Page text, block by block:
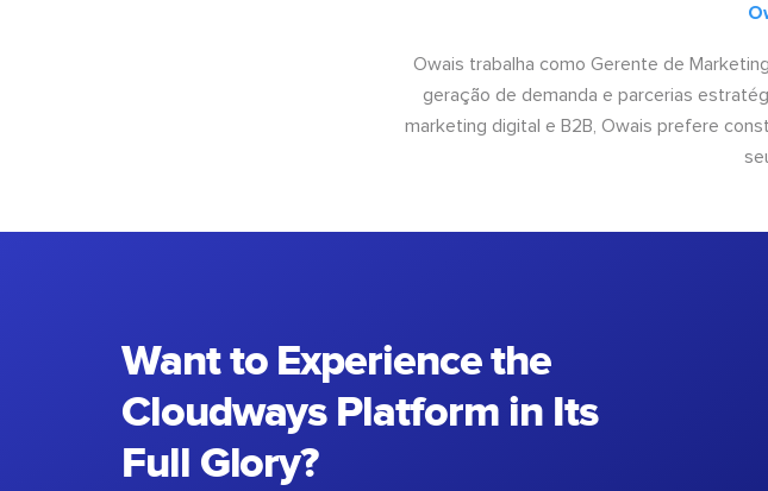
Owais trabalha como Gerente de
geração de demanda e parcerias
marketing digital e B2B, Owais prefere
Want to Experience the
Cloudways Platform in Its
Full Glory?